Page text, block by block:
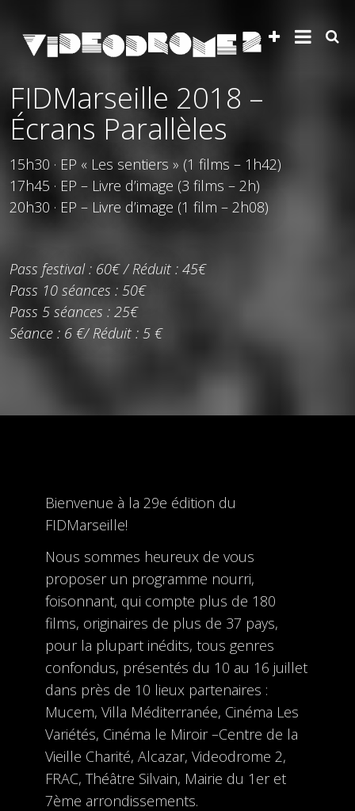
FIDMarseille 2018 –
Écrans Parallèles
15h30 · EP « Les sentiers » (1 films – 1h42)
17h45 · EP – Livre d’image (3 films – 2h)
20h30 · EP – Livre d’image (1 film – 2h08)
Pass festival : 60€ / Réduit : 45€
Pass 10 séances : 50€
Pass 5 séances : 25€
Séance : 6 €/ Réduit : 5 €
Bienvenue à la 29e édition du
FIDMarseille!
Nous sommes heureux de vous
proposer un programme nourri,
foisonnant, qui compte plus de 180
films, originaires de plus de 37 pays,
pour la plupart inédits, tous genres
confondus, présentés du 10 au 16 juillet
dans près de 10 lieux partenaires :
Mucem, Villa Méditerranée, Cinéma Les
Variétés, Cinéma le Miroir –Centre de la
Vieille Charité, Alcazar, Videodrome 2,
FRAC, Théâtre Silvain, Mairie du 1er et
7ème arrondissements.